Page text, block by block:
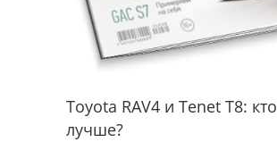
Toyota RAV4 и Tenet T8: кто
лучше?